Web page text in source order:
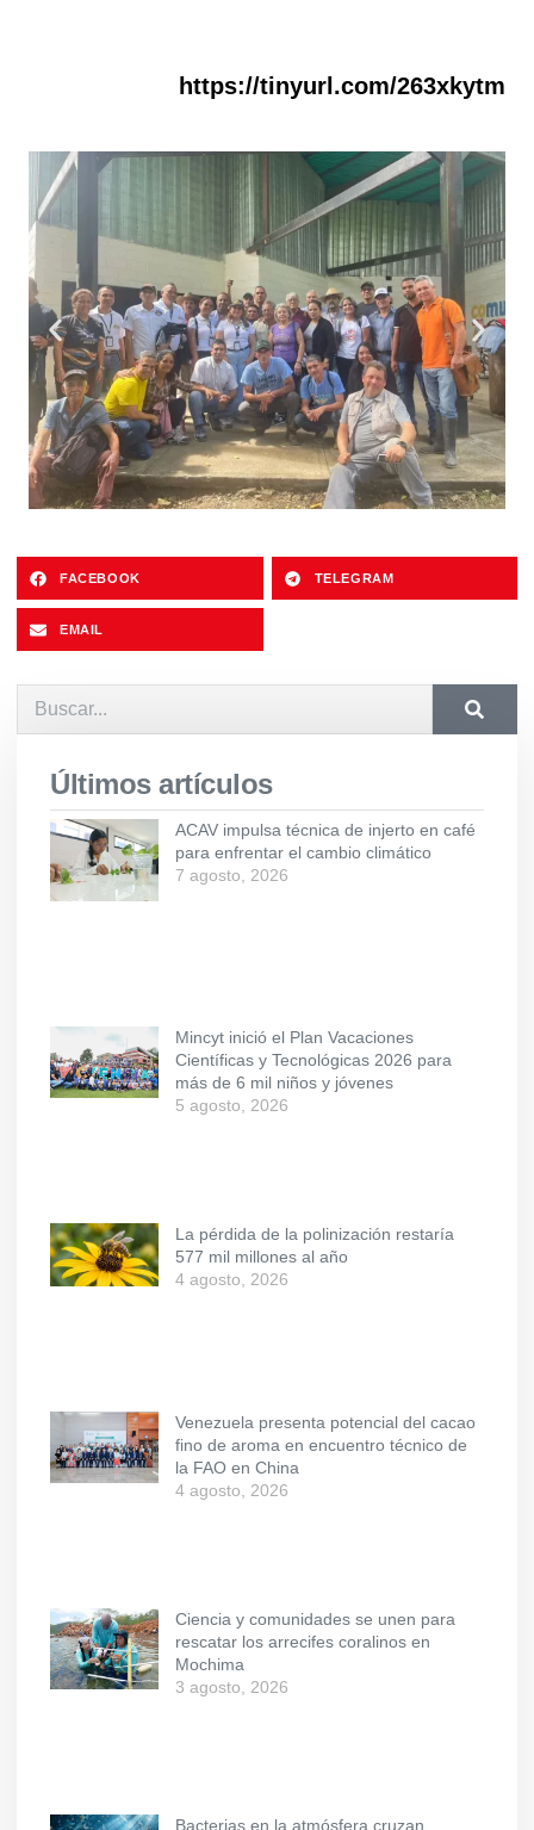
https://tinyurl.com/263xkytm
FACEBOOK TELEGRAM
EMAIL
Últimos artículos
ACAV impulsa técnica de injerto en café
para enfrentar el cambio climático
7 agosto, 2026
Mincyt inició el Plan Vacaciones
Científicas y Tecnológicas 2026 para
más de 6 mil niños y jóvenes
5 agosto, 2026
La pérdida de la polinización restaría
577 mil millones al año
4 agosto, 2026
Venezuela presenta potencial del cacao
fino de aroma en encuentro técnico de
la FAO en China
4 agosto, 2026
Ciencia y comunidades se unen para
rescatar los arrecifes coralinos en
Mochima
3 agosto, 2026
Bacterias en la atmósfera cruzan